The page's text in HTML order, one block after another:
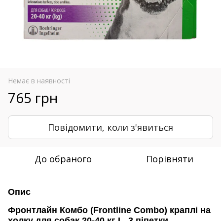
Немає в наявності
765 грн
Повідомити, коли з'явиться
До обраного Порівняти
Опис
Фронтлайн Комбо (Frontline Combo) краплі на